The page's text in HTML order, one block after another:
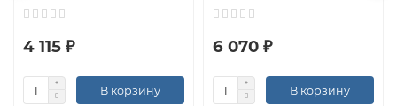
4 115 ₽
В корзину
6 070 ₽
В корзину